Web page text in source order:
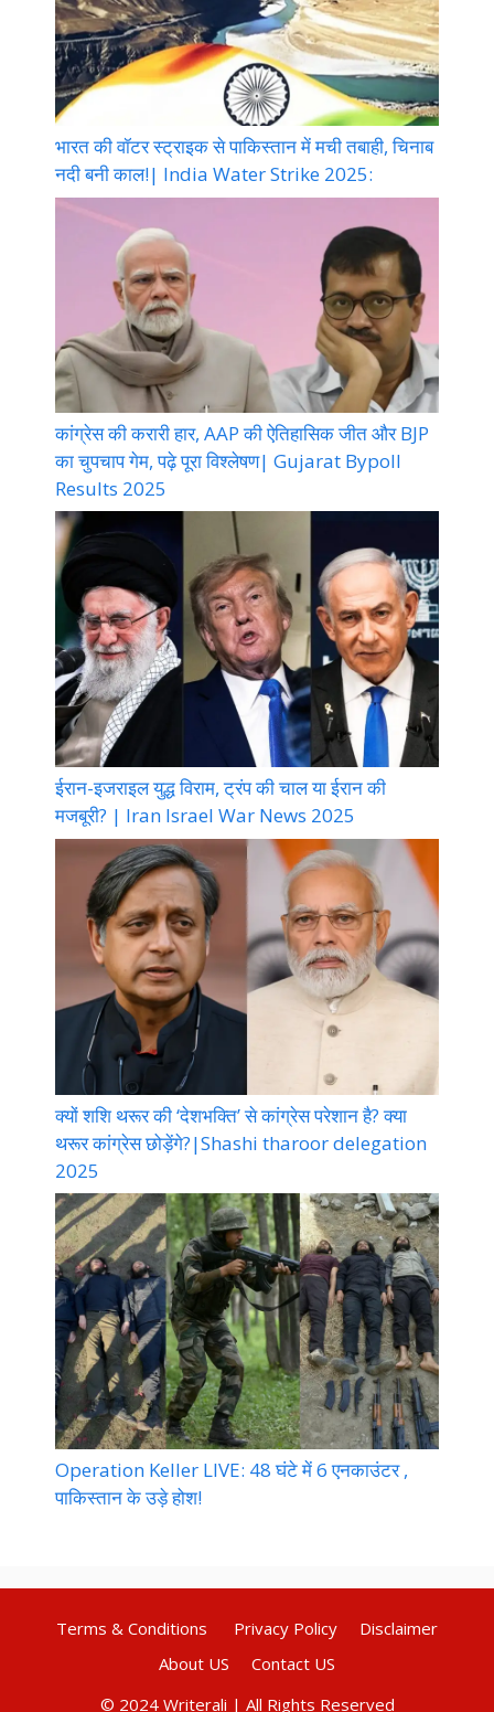
भारत की वॉटर स्ट्राइक से पाकिस्तान में मची तबाही, चिनाब
नदी बनी काल!| India Water Strike 2025:
कांग्रेस की करारी हार, AAP की ऐतिहासिक जीत और BJP
का चुपचाप गेम, पढ़े पूरा विश्लेषण| Gujarat Bypoll
Results 2025
ईरान-इजराइल युद्ध विराम, ट्रंप की चाल या ईरान की
मजबूरी? | Iran Israel War News 2025
क्यों शशि थरूर की ‘देशभक्ति’ से कांग्रेस परेशान है? क्या
थरूर कांग्रेस छोड़ेंगे?|Shashi tharoor delegation
2025
Operation Keller LIVE: 48 घंटे में 6 एनकाउंटर ,
पाकिस्तान के उड़े होश!
Terms & Conditions Privacy Policy
Disclaimer
About US
Contact US
© 2024 Writerali | All Rights Reserved